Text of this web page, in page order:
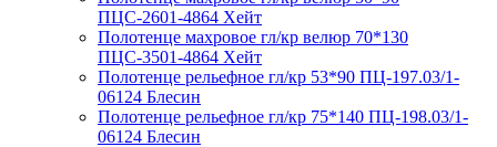
ПЦС-2601-4864 Хейт
Полотенце махровое гл/кр велюр 70*130
ПЦС-3501-4864 Хейт
Полотенце рельефное гл/кр 53*90 ПЦ-197.03/1-
06124 Блесин
Полотенце рельефное гл/кр 75*140 ПЦ-198.03/1-
06124 Блесин